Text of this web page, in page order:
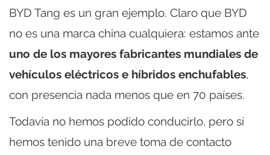
BYD Tang es un gran ejemplo. Claro que BYD
no es una marca china cualquiera: estamos ante
uno de los mayores fabricantes mundiales de
vehículos eléctricos e híbridos enchufables,
con presencia nada menos que en 70 países.
Todavía no hemos podido conducirlo, pero sí
hemos tenido una breve toma de contacto